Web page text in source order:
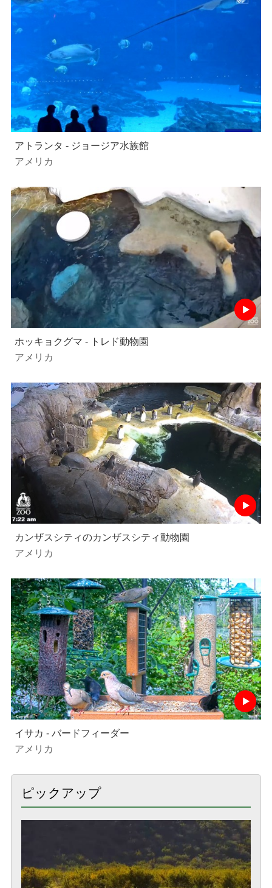
アトランタ - ジョージア水族館
アメリカ
ホッキョクグマ - トレド動物園
アメリカ
カンザスシティのカンザスシティ動物園
アメリカ
イサカ - バードフィーダー
アメリカ
ピックアップ